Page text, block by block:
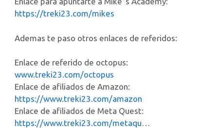
https://treki23.com/mikes
Ademas te paso otros enlaces de referidos:
Enlace de referido de octopus:
www.treki23.com/octopus
Enlace de afiliados de Amazon:
https://www.treki23.com/amazon
Enlace de afiliados de Meta Quest:
https://www.treki23.com/metaqu…